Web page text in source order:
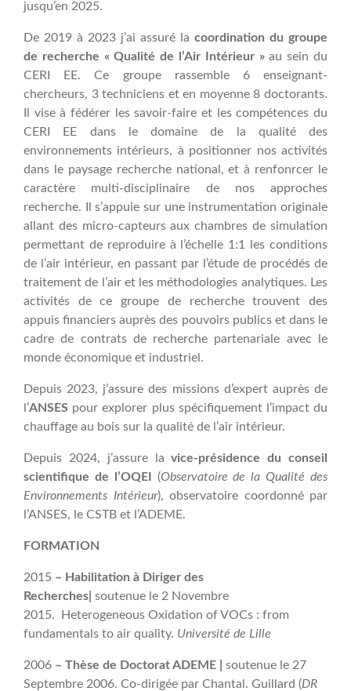
jusqu’en 2025.
De 2019 à 2023 j’ai assuré la coordination du groupe
de recherche « Qualité de l’Air Intérieur »au sein du
CERI EE. Ce groupe rassemble 6 enseignant-
chercheurs, 3 techniciens et en moyenne 8 doctorants.
Il vise à fédérer les savoir-faire et les compétences du
CERI EE dans le domaine de la qualité des
environnements intérieurs, à positionner nos activités
dans le paysage recherche national, et à renfonrcer le
caractère multi-disciplinaire de nos approches
recherche. Il s’appuie sur une instrumentation originale
allant des micro-capteurs aux chambres de simulation
permettant de reproduire à l’échelle 1:1 les conditions
de l’air intérieur, en passant par l’étude de procédés de
traitement de l’air et les méthodologies analytiques. Les
activités de ce groupe de recherche trouvent des
appuis financiers auprès des pouvoirs publics et dans le
cadre de contrats de recherche partenariale avec le
monde économique et industriel.
Depuis 2023, j’assure des missions d’expert auprès de
l’ANSES pour explorer plus spécifiquement l’impact du
chauffage au bois sur la qualité de l’air intérieur.
Depuis 2024, j’assure lavice-présidence du conseil
scientifique de l’OQEI
(Observatoire de la Qualité des
Environnements Intérieur), observatoire coordonné par
l’ANSES, le CSTB et l’ADEME.
FORMATION
2015 – Habilitation à Diriger des
Recherches soutenue le 2 Novembre
2015.
Heterogeneous Oxidation of VOCs : from
fundamentals to air quality. Université de Lille
2006 – Thèse de Doctorat ADEME
soutenue le 27
Septembre 2006. Co-dirigée par Chantal. Guillard (DR